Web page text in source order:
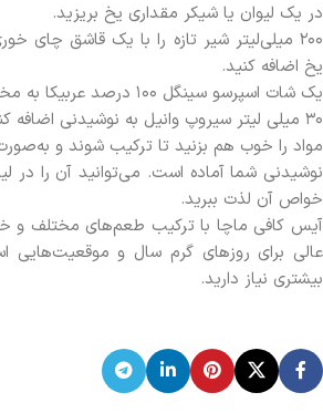
در یک لیوان یا شیکر مقداری یخ بریزید.
۲۰۰ میلی‌لیتر شیر تازه را با یک قاشق چای
یخ اضافه کنید.
یک شات اسپرسو سینگل ۱۰۰ درصد عربیکا به مخلوط خود اضافه کنید
۳۰ میلی لیتر سیروپ وانیل به نوشیدنی اضافه کنید
مواد را خوب هم بزنید تا ترکیب شوند و
نوشیدنی شما آماده است. می‌توانید آن را در
خواص آن لذت ببرید.
آیس کافی ماچا با ترکیب طعم‌های مختلف و
عالی برای روزهای گرم سال و موقعیت‌هایی
بیشتری نیاز دارید.